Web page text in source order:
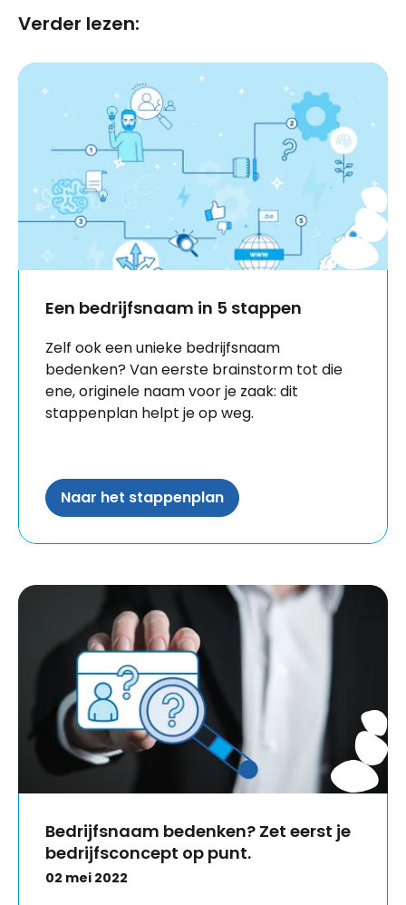
Verder lezen:
Een bedrijfsnaam in 5 stappen
Zelf ook een unieke bedrijfsnaam
bedenken? Van eerste brainstorm tot die
ene, originele naam voor je zaak: dit
stappenplan helpt je op weg.
Naar het stappenplan
Bedrijfsnaam bedenken? Zet eerst je
bedrijfsconcept op punt.
02 mei 2022